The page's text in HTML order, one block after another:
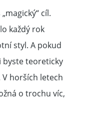
cíl.
každý rok
styl. A pokud
byste teoreticky
horších letech
o trochu víc,